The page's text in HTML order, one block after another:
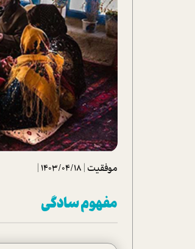
پلاس
تحلیل فیلم
شیوانا
داستان
موفقیت |
1403/04/18
|
مفهوم سادگی